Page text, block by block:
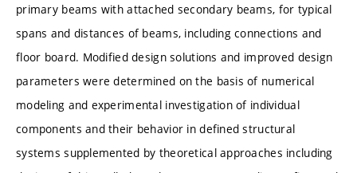
primary beams with attached secondary beams, for typical
spans and distances of beams, including connections and
floor board. Modified design solutions and improved design
parameters were determined on the basis of numerical
modeling and experimental investigation of individual
components and their behavior in defined structural
systems supplemented by theoretical approaches including